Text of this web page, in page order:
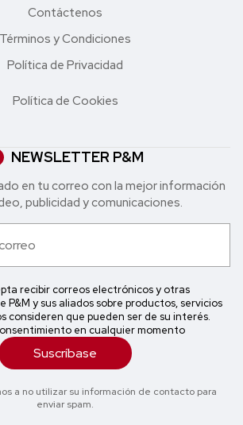
Contáctenos
Términos y Condiciones
Política de Privacidad
Política de Cookies
NEWSLETTER P&M
en tu correo con la mejor in formación
publicidad y comunicaciones.
recibir correos electrónicos y otras
P&M y sus aliados sobre productos, servicios
consideren que pueden ser de su interés.
en cualquier momento
Suscríbase
a no utilizar su información de contacto para
enviar spam.